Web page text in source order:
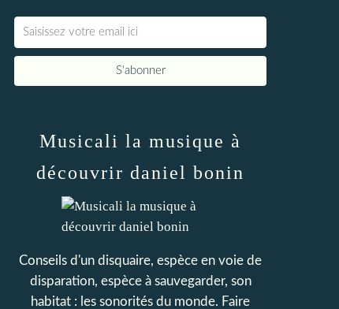
Musicali la musique à
découvrir daniel bonin
Conseils d'un disquaire, espèce en voie de
disparation, espèce à sauvegarder, son
habitat : les sonorités du monde. Faire